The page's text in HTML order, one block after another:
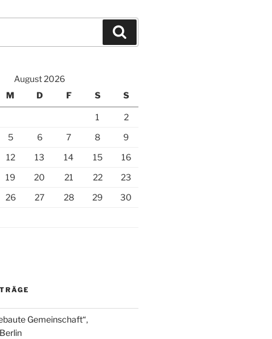
August 2026
M
D F S S
1
2
5
6 7 8
9
12
13 14 15
16
19
20 21 22
23
26
27 28 29 30
Gemeinschaft“,